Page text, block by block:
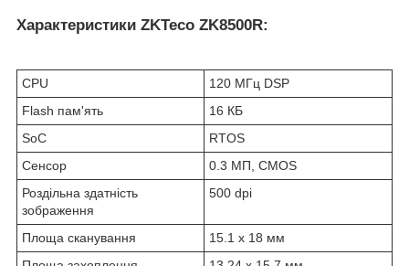
Характеристики ZKTeco ZK8500R:
CPU
120 МГц DSP
Flash пам'ять
16 КБ
SoC
RTOS
Сенсор
0.3 МП, CMOS
Роздільна здатність
зображення
500 dpi
Площа сканування
15.1 х 18 мм